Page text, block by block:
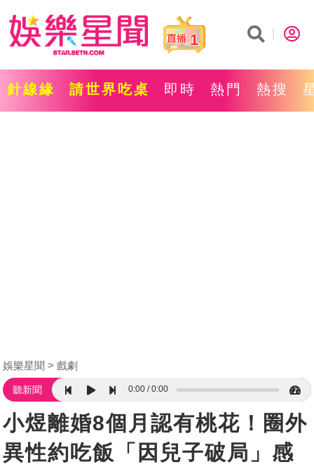
1
針線緣 請世界吃桌 即時 熱門 熱搜
娛樂星聞 戲劇
聽新聞 0:00 0:00
小煜離婚8個月認有桃花！圈外
異性約吃飯「因兒子破局」感